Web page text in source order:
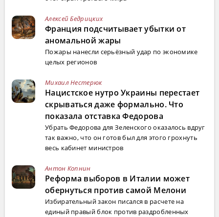
Алексей Бедрицких
Франция подсчитывает убытки от
аномальной жары
Пожары нанесли серьёзный удар по экономике
целых регионов
Михаил Нестерюк
Нацистское нутро Украины перестает
скрываться даже формально. Что
показала отставка Федорова
Убрать Федорова для Зеленского оказалось вдруг
так важно, что он готов был для этого грохнуть
весь кабинет министров
Антон Копнин
Реформа выборов в Италии может
обернуться против самой Мелони
Избирательный закон писался в расчете на
единый правый блок против раздробленных